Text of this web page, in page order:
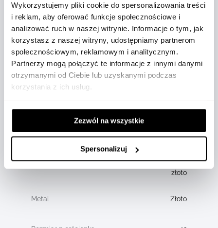
Wykorzystujemy pliki cookie do spersonalizowania treści
i reklam, aby oferować funkcje społecznościowe i
analizować ruch w naszej witrynie. Informacje o tym, jak
korzystasz z naszej witryny, udostępniamy partnerom
społecznościowym, reklamowym i analitycznym.
Partnerzy mogą połączyć te informacje z innymi danymi
otrzymanymi od Ciebie lub uzyskanymi podczas
korzystania z ich usług.
Zezwól na wszystkie
Spersonalizuj
Nie
0,17
34
CT
Białe
złoto
Złoto